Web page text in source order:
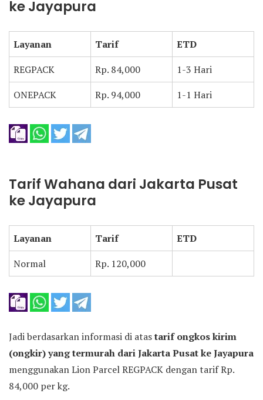
ke Jayapura
Layanan Tarif
ETD
REGPACK
Rp. 84,000
1-3 Hari
ONEPACK
Rp. 94,000 1-1 Hari
Tarif Wahana dari Jakarta Pusat
ke Jayapura
Layanan Tarif
ETD
Normal
Rp. 120,000
Jadi berdasarkan informasi di atastarif ongkos kirim
(ongkir) yang termurah dari Jakarta Pusat ke Jayapura
menggunakan Lion Parcel REGPACK dengan tarif Rp.
84,000 per kg.